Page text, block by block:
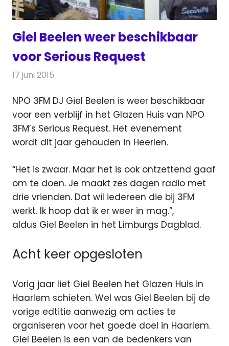
Giel Beelen weer beschikbaar
voor Serious Request
17 juni 2015
NPO 3FM DJ Giel Beelen is weer beschikbaar
voor een verblijf in het Glazen Huis van NPO
3FM’s Serious Request. Het evenement
wordt dit jaar gehouden in Heerlen.
“Het is zwaar. Maar het is ook ontzettend gaaf
om te doen. Je maakt zes dagen radio met
drie vrienden. Dat wil iedereen die bij 3FM
werkt. Ik hoop dat ik er weer in mag.”,
aldus Giel Beelen in het Limburgs Dagblad.
Acht keer opgesloten
Vorig jaar liet Giel Beelen het Glazen Huis in
Haarlem schieten. Wel was Giel Beelen bij de
vorige edtitie aanwezig om acties te
organiseren voor het goede doel in Haarlem.
Giel Beelen is een van de bedenkers van